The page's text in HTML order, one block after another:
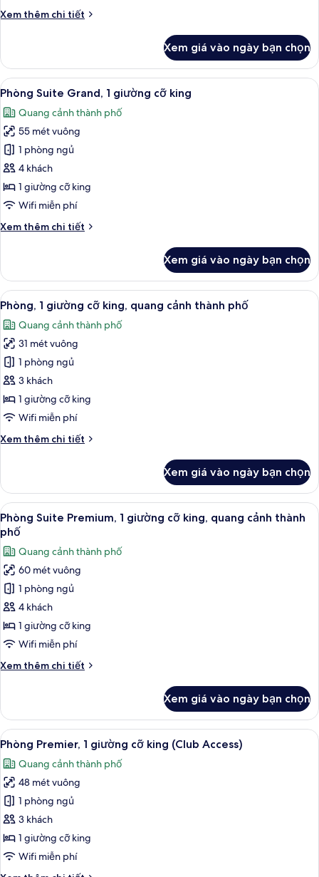
2
(1
King
Bed
&
2
Twin
Beds)
Xem thêm chi tiết
Chi
Phòng
Suite
dành
gia
đình,
phòng
ngủ
(1
King
Bed
2
Xem giá vào ngày bạn chọn
Xem
tất
cả
ảnh
Phòng
Suite
Grand,
1
cỡ
Bộ đồ giường cao cấp, chăn bông,
6
Phòng Suite Grand, 1 giường cỡ king
Quang cảnh thành phố
55 mét vuông
1 phòng ngủ
4 khách
1 giường cỡ king
Wifi miễn phí
Xem thêm chi tiết
Chi
Phòng
Suite
Grand,
giường
cỡ
king
Xem giá vào ngày bạn chọn
Xem
tất
cả
ảnh
Phòng,
1
giường
cỡ
quang
phố
Phòng, 1 giường cỡ king, quang
5
Phòng, 1 giường cỡ king, quang cảnh thành phố
Quang cảnh thành phố
31 mét vuông
1 phòng ngủ
3 khách
1 giường cỡ king
Wifi miễn phí
Xem thêm chi tiết
Chi
Phòng,
giường
cỡ
king,
quang
cảnh
thành
phố
Xem giá vào ngày bạn chọn
Xem
tất
cả
ảnh
Phòng
Suite
Premium,
1
giường
king,
thành
phố
5
Phòng Suite Premium, 1 giường cỡ king, quang cảnh thành
phố
Quang cảnh thành phố
60 mét vuông
1 phòng ngủ
4 khách
1 giường cỡ king
Wifi miễn phí
Xem thêm chi tiết
Chi
Phòng
Suite
Premium,
giường
cỡ
king,
quang
cảnh
thành
phố
Xem giá vào ngày bạn chọn
Xem
tất
cả
ảnh
Phòng
Premier,
1
giường
Phòng Premier, 1 giường cỡ king
5
Phòng Premier, 1 giường cỡ king (Club Access)
Quang cảnh thành phố
48 mét vuông
1 phòng ngủ
3 khách
1 giường cỡ king
Wifi miễn phí